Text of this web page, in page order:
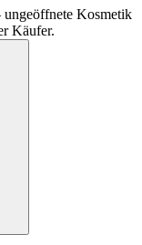
Kosmetik
Käufer.